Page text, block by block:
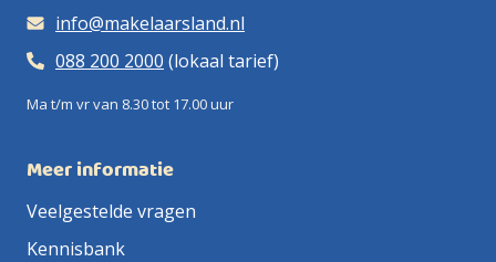
info@makelaarsland.nl
088 200 2000 (lokaal tarief)
Ma t/m vr van 8.30 tot 17.00 uur
Meer informatie
Veelgestelde vragen
Kennisbank